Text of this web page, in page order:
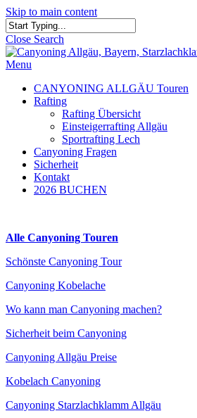
Skip to main content
Close Search
Menu
CANYONING ALLGÄU Touren
Rafting
Rafting Übersicht
Einsteigerrafting Allgäu
Sportrafting Lech
Canyoning Fragen
Sicherheit
Kontakt
2026 BUCHEN
Alle Canyoning Touren
Schönste Canyoning Tour
Canyoning Kobelache
Wo kann man Canyoning machen?
Sicherheit beim Canyoning
Canyoning Allgäu Preise
Kobelach Canyoning
Canyoning Starzlachklamm Allgäu